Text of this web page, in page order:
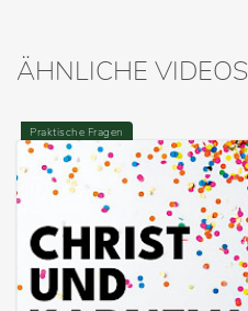
ÄHNLICHE VIDEOS
Praktische Fragen